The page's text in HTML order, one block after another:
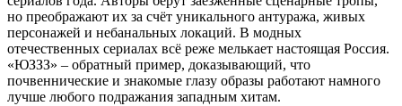
но преображают их за счёт уникального антуража, живых
персонажей и небанальных локаций. В модных
отечественных сериалах всё реже мелькает настоящая Россия.
«ЮЗЗЗ» – обратный пример, доказывающий, что
почвеннические и знакомые глазу образы работают намного
лучше любого подражания западным хитам.